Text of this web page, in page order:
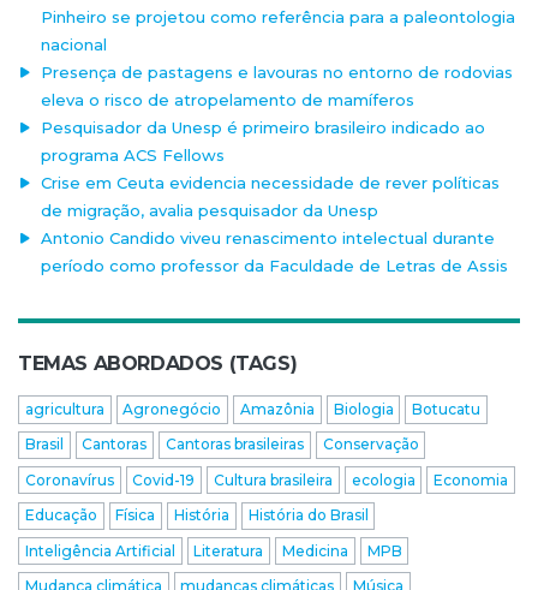
Pinheiro se projetou como referência para a paleontologia
nacional
Presença de pastagens e lavouras no entorno de rodovias
eleva o risco de atropelamento de mamíferos
Pesquisador da Unesp é primeiro brasileiro indicado ao
programa ACS Fellows
Crise em Ceuta evidencia necessidade de rever políticas
de migração, avalia pesquisador da Unesp
Antonio Candido viveu renascimento intelectual durante
período como professor da Faculdade de Letras de Assis
TEMAS ABORDADOS (TAGS)
agricultura Agronegócio Amazônia Biologia
Botucatu
Brasil
Cantoras Cantoras brasileiras
Conservação
Coronavírus
Covid-19 Cultura brasileira ecologia
Economia
Educação
Física História
História do Brasil
Inteligência Artificial
Literatura Medicina
MPB
Mudança climática
mudanças climáticas
Música